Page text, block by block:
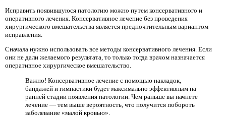
Исправить появившуюся патологию можно путем консервативного и
оперативного лечения. Консервативное лечение без проведения
хирургического вмешательства является предпочтительным вариантом
исправления.
Сначала нужно использовать все методы консервативного лечения. Если
они не дали желаемого результата, то только тогда врачом назначается
оперативное хирургическое вмешательство.
Важно! Консервативное лечение с помощью накладок,
бандажей и гимнастики будет максимально эффективным на
ранней стадии появления патологии. Чем раньше вы начнете
лечение — тем выше вероятность, что получится побороть
заболевание «малой кровью».